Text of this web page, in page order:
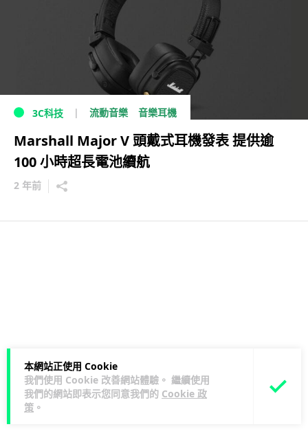
本網站正使用 Cookie
我們使用 Cookie 改善網站體驗。 繼續使用
我們的網站即表示您同意我們的 Cookie 政
策 。
3C科技 流動音樂 音樂耳機
Marshall Major V 頭戴式耳機發表 提供逾
100 小時超長電池續航
2 年前